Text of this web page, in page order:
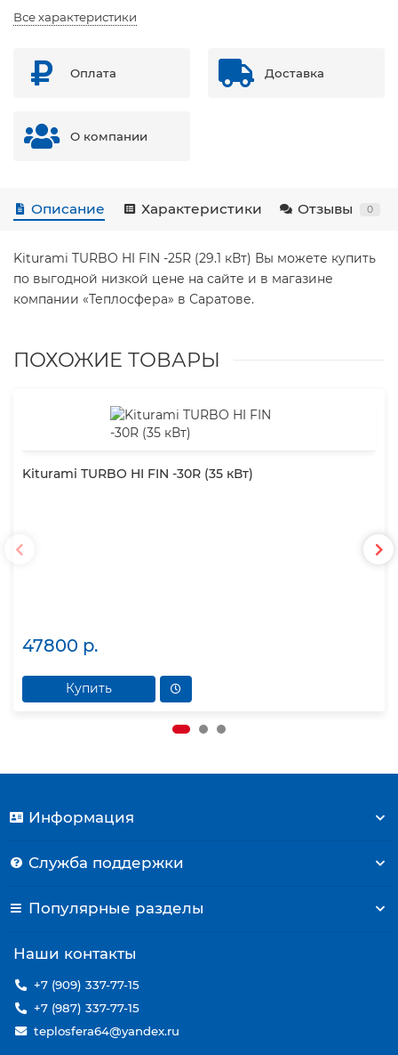
Все характеристики
Оплата Доставка
О компании
Описание Характеристики Отзывы 0
Kiturami TURBO HI FIN -25R (29.1 кВт) Вы можете купить
по выгодной низкой цене на сайте и в магазине
компании «Теплосфера» в Саратове.
ПОХОЖИЕ ТОВАРЫ
Kiturami TURBO HI FIN -30R (35 кВт)
47800 р.
Купить
Информация
Служба поддержки
Популярные разделы
Наши контакты
+7 (909) 337-77-15
+7 (987) 337-77-15
teplosfera64@yandex.ru